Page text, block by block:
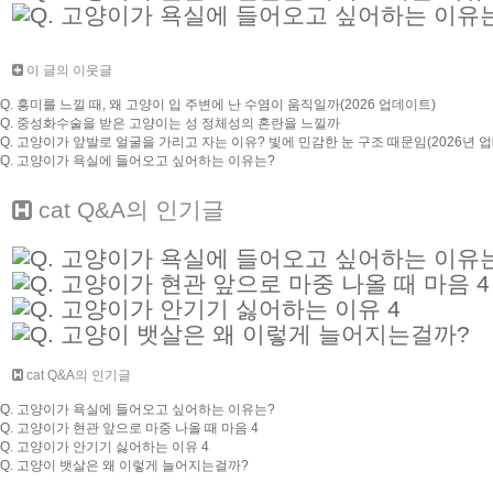
이 글의 이웃글
Q. 흥미를 느낄 때, 왜 고양이 입 주변에 난 수염이 움직일까(2026 업데이트)
Q. 중성화수술을 받은 고양이는 성 정체성의 혼란을 느낄까
Q. 고양이가 앞발로 얼굴을 가리고 자는 이유? 빛에 민감한 눈 구조 때문임(2026년
Q. 고양이가 욕실에 들어오고 싶어하는 이유는?
cat Q&A의 인기글
cat Q&A의 인기글
Q. 고양이가 욕실에 들어오고 싶어하는 이유는?
Q. 고양이가 현관 앞으로 마중 나올 때 마음 4
Q. 고양이가 안기기 싫어하는 이유 4
Q. 고양이 뱃살은 왜 이렇게 늘어지는걸까?